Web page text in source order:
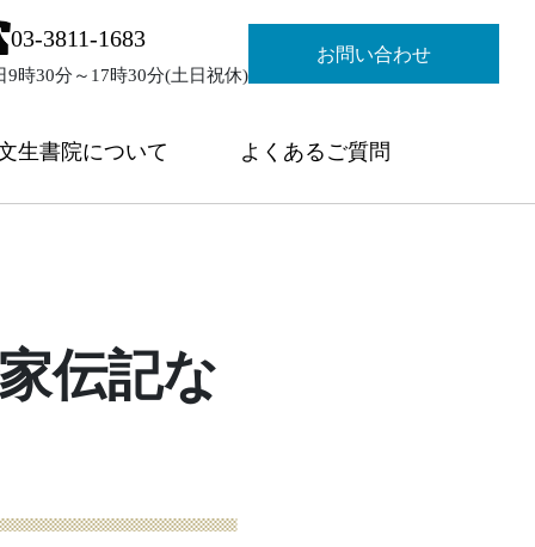
03-3811-1683
9時30分～17時30分(土日祝休)
お問い合わせ
生書院について よくあるご質問
伝記な